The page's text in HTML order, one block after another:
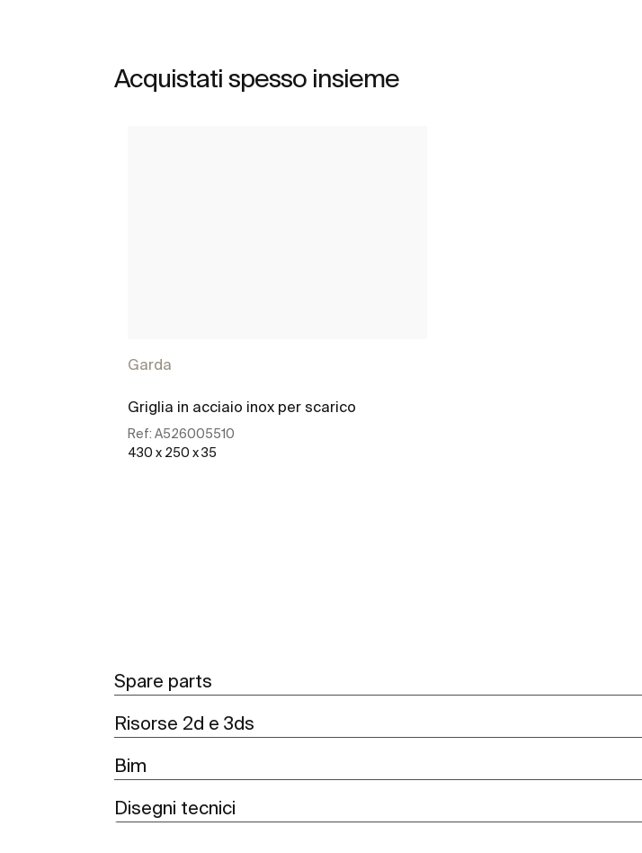
Acquistati spesso insieme
Garda
Griglia in acciaio inox per scarico
Ref: A526005510
430 x 250 x 35
Spare parts
Risorse 2d e 3ds
Bim
Disegni tecnici